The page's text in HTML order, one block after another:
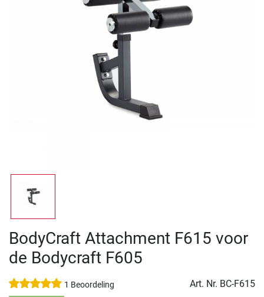
BodyCraft Attachment F615 voor
de Bodycraft F605
1 Beoordeling Art. Nr. BC-F615